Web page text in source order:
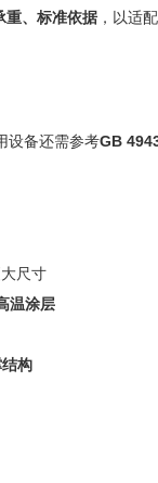
重、标准依据 ，以适
设备还需参考GB
大尺寸
温涂层
构